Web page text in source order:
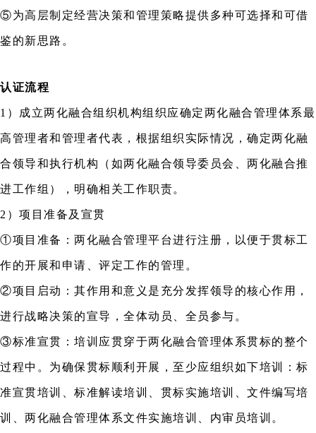
⑤为高层制定经营决策和管理策略提供多种可选择和可借
鉴的新思路。
认证流程
1）成立两化融合组织机构组织应确定两化融合管理体系最
高管理者和管理者代表，根据组织实际情况，确定两化融
合领导和执行机构（如两化融合领导委员会、两化融合推
进工作组），明确相关工作职责。
2）项目准备及宣贯
①项目准备：两化融合管理平台进行注册，以便于贯标工
作的开展和申请、评定工作的管理。
②项目启动：其作用和意义是充分发挥领导的核心作用，
进行战略决策的宣导，全体动员、全员参与。
③标准宣贯：培训应贯穿于两化融合管理体系贯标的整个
过程中。为确保贯标顺利开展，至少应组织如下培训：标
准宣贯培训、标准解读培训、贯标实施培训、文件编写培
训、两化融合管理体系文件实施培训、内审员培训。